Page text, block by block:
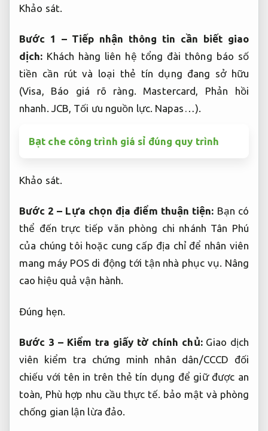
Khảo sát.
Bước 1 – Tiếp nhận thông tin cần biết giao
dịch: Khách hàng liên hệ tổng đài thông báo số
tiền cần rút và loại thẻ tín dụng đang sở hữu
(Visa, Báo giá rõ ràng. Mastercard, Phản hồi
nhanh. JCB, Tối ưu nguồn lực. Napas…).
Bạt che công trình giá sỉ đúng quy trình
Khảo sát.
Bước 2 – Lựa chọn địa điểm thuận tiện: Bạn có
thể đến trực tiếp văn phòng chi nhánh Tân Phú
của chúng tôi hoặc cung cấp địa chỉ để nhân viên
mang máy POS di động tới tận nhà phục vụ. Nâng
cao hiệu quả vận hành.
Đúng hẹn.
Bước 3 – Kiểm tra giấy tờ chính chủ:Giao dịch
viên kiểm tra chứng minh nhân dân/CCCD đối
chiếu với tên in trên thẻ tín dụng để giữ được an
toàn, Phù hợp nhu cầu thực tế. bảo mật và phòng
chống gian lận lừa đảo.